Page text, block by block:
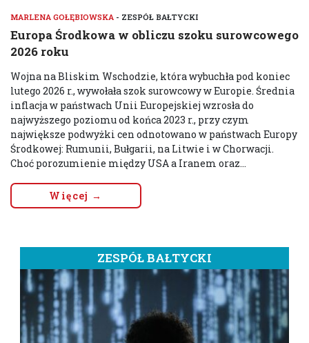
MARLENA GOŁĘBIOWSKA - ZESPÓŁ BAŁTYCKI
Europa Środkowa w obliczu szoku surowcowego
2026 roku
Wojna na Bliskim Wschodzie, która wybuchła pod koniec
lutego 2026 r., wywołała szok surowcowy w Europie. Średnia
inflacja w państwach Unii Europejskiej wzrosła do
najwyższego poziomu od końca 2023 r., przy czym
największe podwyżki cen odnotowano w państwach Europy
Środkowej: Rumunii, Bułgarii, na Litwie i w Chorwacji.
Choć porozumienie między USA a Iranem oraz...
Więcej →
ZESPÓŁ BAŁTYCKI